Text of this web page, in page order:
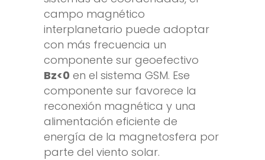
campo magnético
interplanetario puede adoptar
con más frecuencia un
componente sur geoefectivo
Bz<0 en el sistema GSM. Ese
componente sur favorece la
reconexión magnética y una
alimentación eficiente de
energía de la magnetosfera por
parte del viento solar.